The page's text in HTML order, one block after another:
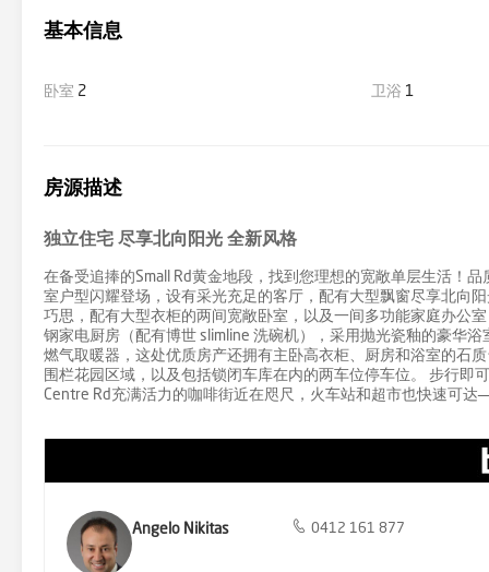
基本信息
卧室 2 卫浴 1
房源描述
独立住宅 尽享北向阳光 全新风格
在备受追捧的Small Rd黄金地段，找到您理想的宽敞单层生活！
室户型闪耀登场，设有采光充足的客厅，配有大型飘窗尽享北向
巧思，配有大型衣柜的两间宽敞卧室，以及一间多功能家庭办公
钢家电厨房（配有博世 slimline 洗碗机），采用抛光瓷釉的豪华
燃气取暖器，这处优质房产还拥有主卧高衣柜、厨房和浴室的石
围栏花园区域，以及包括锁闭车库在内的两车位停车位。 步行即
Centre Rd充满活力的咖啡街近在咫尺，火车站和超市也快速可达
Angelo Nikitas 0412 161 877